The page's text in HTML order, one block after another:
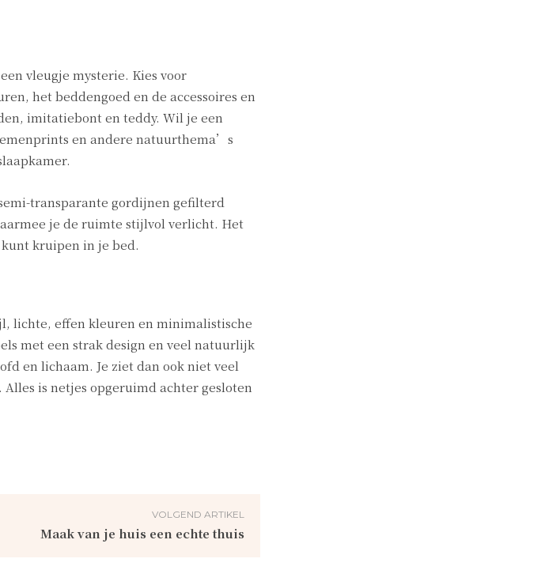
vleugje mysterie. Kies voor
het beddengoed en de accessoires en
imitatiebont en teddy. Wil je een
en andere natuurthema’s
transparante gordijnen gefilterd
je de ruimte stijlvol verlicht. Het
kruipen in je bed.
lichte, effen kleuren en minimalistische
met een strak design en veel natuurlijk
en lichaam. Je ziet dan ook niet veel
is netjes opgeruimd achter gesloten
VOLGEND ARTIKEL
Maak van je huis een echte thuis